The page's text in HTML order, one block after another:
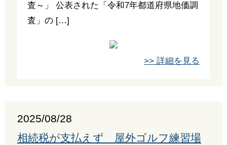
査～」 公表された「令和7年都道府県地価調
査」の […]
>> 詳細を見る
2025/08/28
相続税が支払えず 屋外ゴルフ練習場